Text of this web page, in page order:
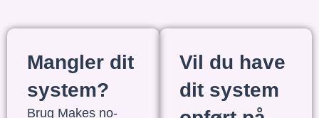
Mangler dit
system?
Brug Makes no-
Vil du have
dit system